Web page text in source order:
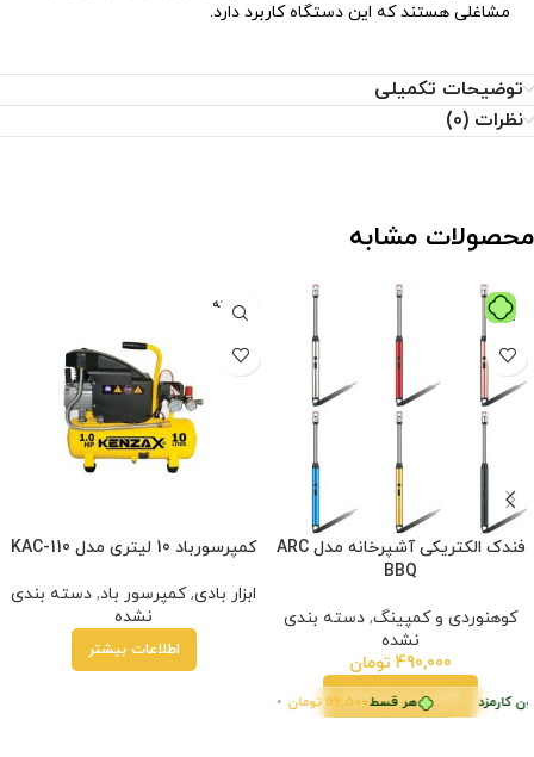
مشاغلی هستند که این دستگاه کاربرد دارد.
توضیحات تکمیلی
نظرات (0)
محصولات مشابه
هر قسط122,500تومان کارمزد
فندک الکتریکی آشپرخانه مدل ARC
BBQ
کوهنوردی و کمپینگ, دسته بندی
نشده
490,000 تومان
افزودن به سبد خرید
فروخته
شده
کمپرسورباد 10 لیتری مدل KAC-110
ابزار بادی,کمپرسور باد, دسته بندی
نشده
اطلاعات بیشتر